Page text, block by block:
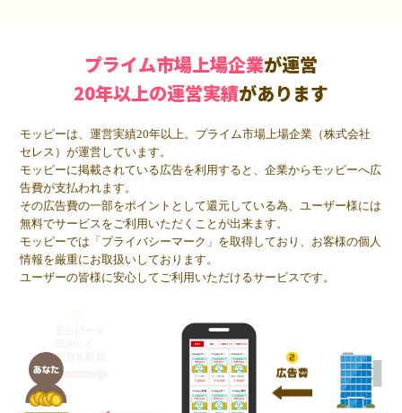
プライム市場上場企業が運営
20年以上の運営実績があります
モッピーは、運営実績20年以上。プライム市場上場企業（株式会社
セレス）が運営しています。
モッピーに掲載されている広告を利用すると、企業からモッピーへ広
告費が支払われます。
その広告費の一部をポイントとして還元している為、ユーザー様には
無料でサービスをご利用いただくことが出来ます。
モッピーでは「プライバシーマーク」を取得しており、お客様の個人
情報を厳重にお取扱いしております。
ユーザーの皆様に安心してご利用いただけるサービスです。